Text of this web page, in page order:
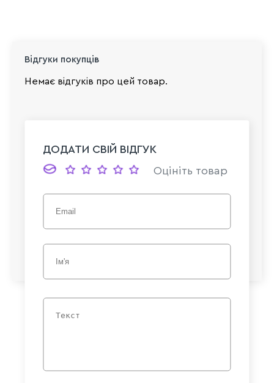
Відгуки покупців
Немає відгуків про цей товар.
ДОДАТИ СВІЙ ВІДГУК
Оцініть товар